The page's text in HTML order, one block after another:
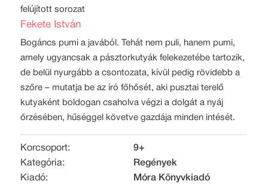
felújított sorozat
Fekete István
Bogáncs pumi a javából. Tehát nem puli, hanem pumi,
amely ugyancsak a pásztorkutyák felekezetébe tartozik,
de belül nyurgább a csontozata, kívül pedig rövidebb a
szőre – mutatja be az író főhősét, aki pusztai terelő
kutyaként boldogan csaholva végzi a dolgát a nyáj
őrzésében, hűséggel követve gazdája minden intését.
Korcsoport:
9+
Kategória:
Regények
Kiadó:
Móra Könyvkiadó